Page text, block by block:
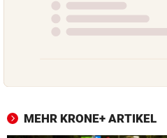
MEHR KRONE+ ARTIKEL